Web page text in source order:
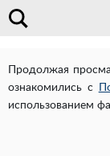
Продолжая
ознакомились с
использованием